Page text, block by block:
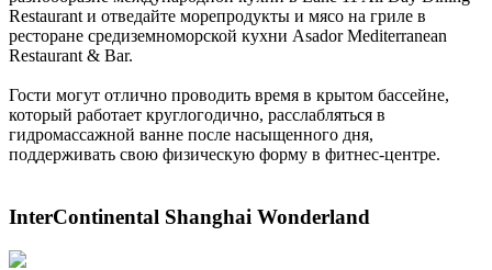
Restaurant и отведайте морепродукты и мясо на гриле в
ресторане средиземноморской кухни Asador Mediterranean
Restaurant & Bar.
Гости могут отлично проводить время в крытом бассейне,
который работает круглогодично, расслабляться в
гидромассажной ванне после насыщенного дня,
поддерживать свою физическую форму в фитнес-центре.
InterContinental Shanghai Wonderland